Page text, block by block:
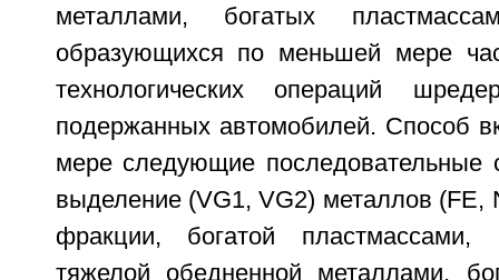
металлами, богатых
образующихся по меньшей мере
технологических операций
подержанных автомобилей. Способ
мере следующие последовательные
выделение (VG1, VG2) металлов (FE,
фракции, богатой пластмассами,
тяжелой обедненной металлами,